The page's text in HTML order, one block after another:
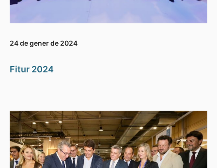
24 de gener de 2024
Fitur 2024